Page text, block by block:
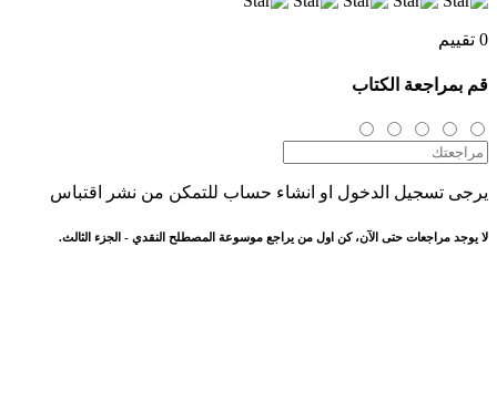
0 تقييم
قم بمراجعة الكتاب
يرجى تسجيل الدخول او انشاء حساب للتمكن من نشر اقتباس
لا يوجد مراجعات حتى الآن، كن اول من يراجع موسوعة المصطلح النقدي - الجزء الثالث.